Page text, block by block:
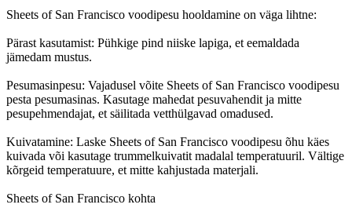
Sheets of San Francisco voodipesu hooldamine on väga lihtne:
Pärast kasutamist: Pühkige pind niiske lapiga, et eemaldada
jämedam mustus.
Pesumasinpesu: Vajadusel võite Sheets of San Francisco voodipesu
pesta pesumasinas. Kasutage mahedat pesuvahendit ja mitte
pesupehmendajat, et säilitada vetthülgavad omadused.
Kuivatamine: Laske Sheets of San Francisco voodipesu õhu käes
kuivada või kasutage trummelkuivatit madalal temperatuuril. Vältige
kõrgeid temperatuure, et mitte kahjustada materjali.
Sheets of San Francisco kohta